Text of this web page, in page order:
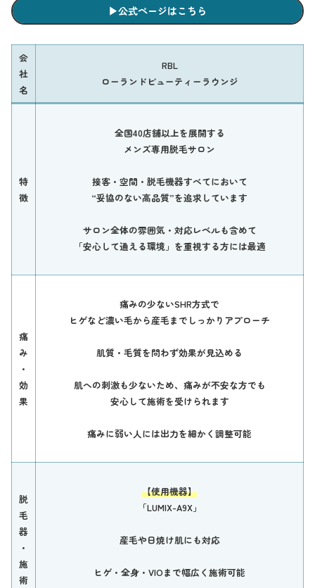
▶︎公式ページはこちら
会
社
名
RBL
ローランドビューティーラウンジ
特
徴
全国40店舗以上を展開する
メンズ専用脱毛サロン
接客・空間・脱毛機器すべてにおいて
“妥協のない高品質”を追求しています
サロン全体の雰囲気・対応レベルも含めて
「安心して通える環境」を重視する方には最適
痛
み
・
効
果
痛みの少ないSHR方式で
ヒゲなど濃い毛から産毛までしっかりアプローチ
肌質・毛質を問わず効果が見込める
肌への刺激も少ないため、痛みが不安な方でも
安心して施術を受けられます
痛みに弱い人には出力を細かく調整可能
脱
毛
器
・
施
術
【使用機器】
「LUMIX-A9X」
産毛や日焼け肌にも対応
ヒゲ・全身・VIOまで幅広く施術可能